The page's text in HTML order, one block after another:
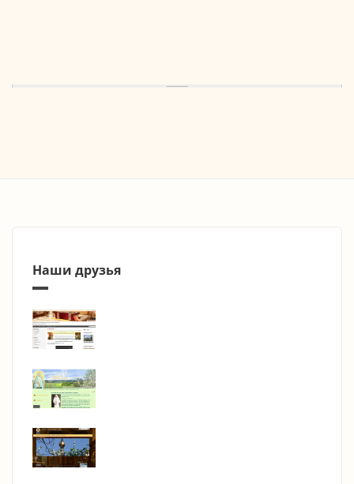
Наши друзья